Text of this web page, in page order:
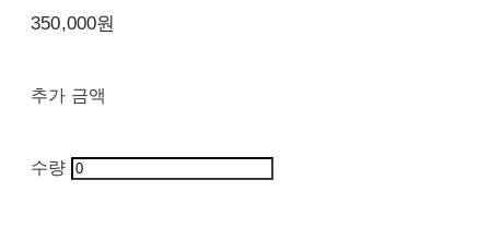
350,000원
추가 금액
수량